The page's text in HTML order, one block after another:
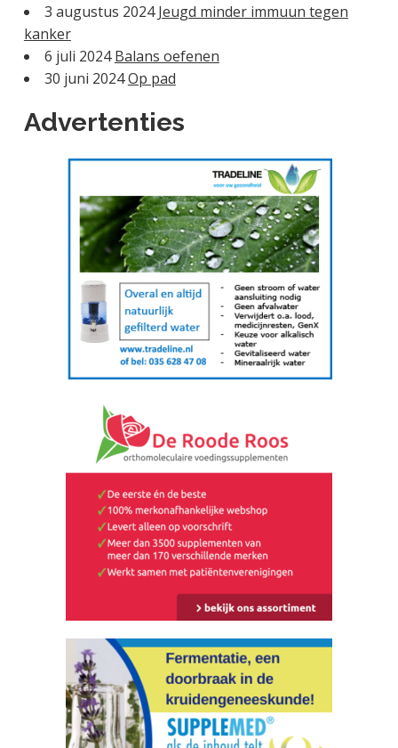
3 augustus 2024 Jeugd minder immuun tegen
kanker
6 juli 2024 Balans oefenen
30 juni 2024Op pad
Advertenties